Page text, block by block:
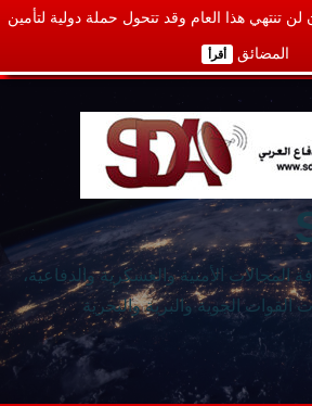
لن تنتهي هذا العام وقد تتحول حملة دولية لتأمين
المضائق أقرأ
الأمنية والعسكرية والدفاعية،
الجوية والبرية والبحرية